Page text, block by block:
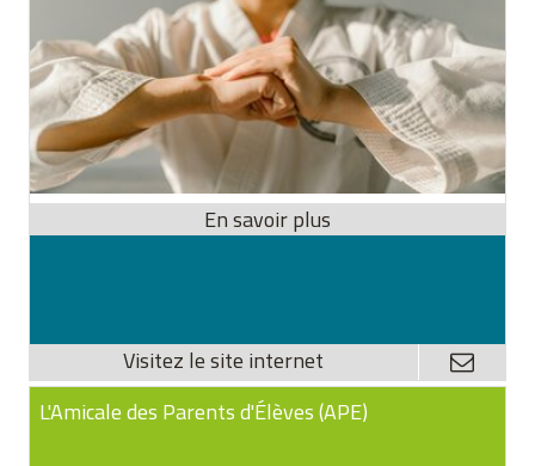
L'Amicale des Parents d'Élèves (APE)